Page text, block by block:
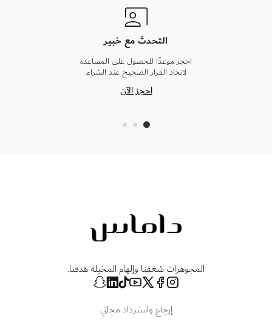
التحدث مع خبير
احجز موعدًا للحصول على المساعدة
لاتخاذ القرار الصحيح عند الشراء.
احجز الآن
المجوهرات شغفنا وإلهام المخيلة هدفنا.
إرجاع واسترداد مجاني